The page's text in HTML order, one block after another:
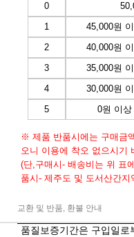
0
1
45,000원
2
40,000원
3
35,000원
4
30,000원
5
0원 이
※ 제품 반품시에는 구매금
오니 이용에 착오 없으시기
(단,구매시- 배송비는 위 표
품시- 제주도 및 도서산간
교환 및 반품, 환불 안내
품질보증기간은 구입일